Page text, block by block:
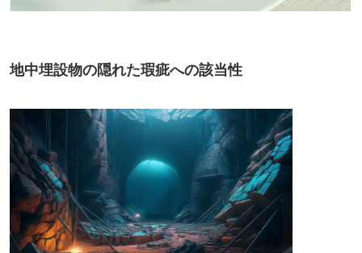
地中埋設物の隠れた瑕疵への該当性